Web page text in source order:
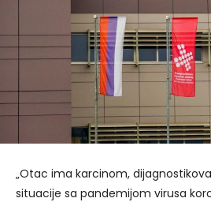
„Otac ima karcinom,
situacije sa pandemijom virusa